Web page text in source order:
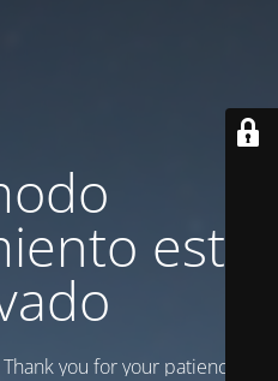
está
you for your patience!